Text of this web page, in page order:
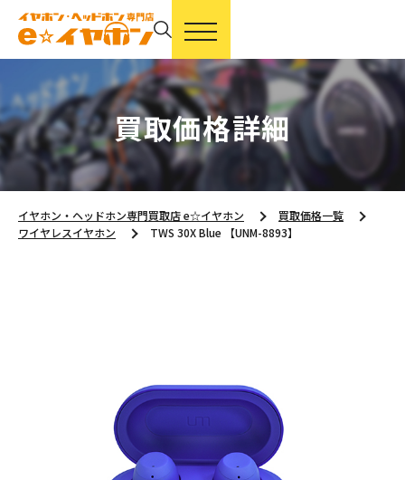
買取価格詳細
イヤホン・ヘッドホン専門買取店 e☆イヤホン
買取価格一覧
ワイヤレスイヤホン
TWS 30X Blue 【UNM-8893】